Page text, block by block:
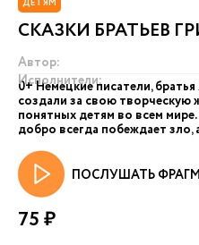
ДЕТЯМ
СКАЗКИ БРАТЬЕВ
Автор:
Исполнители:
0+ Немецкие писатели,
создали за свою творческую
понятных детям во всем
добро всегда побеждает
ПОСЛУШАТЬ
75 ₽